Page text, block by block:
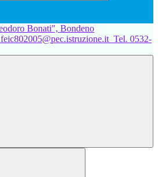
feic802005@pec.istruzione.it Tel. 0532-